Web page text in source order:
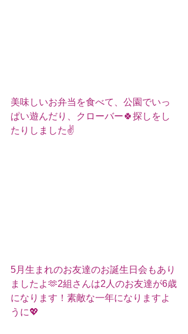
美味しいお弁当を食べて、公園でいっ
ぱい遊んだり、クローバー🍀探しをし
たりしました✌️
5月生まれのお友達のお誕生日会もあり
ましたよ🫶2組さんは2人のお友達が6歳
になります！素敵な一年になりますよ
うに💖